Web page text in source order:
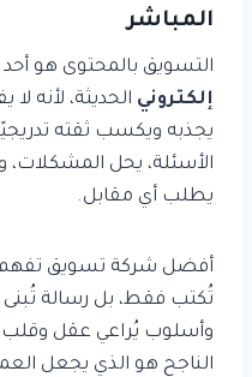
المباشر
التسويق بالمحتوى هو
إلكتروني الحديثة، لأنه
يجذبه ويكسب ثقته
الأسئلة، يحل
يطلب أي مقابل.
أفضل شركة تسويق تفهم
تُكتب فقط، بل رسالة تُبنى
وأسلوب يُراعي عقل وقلب
الناجح هو الذي يجعل